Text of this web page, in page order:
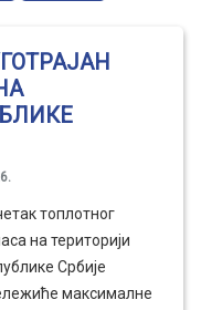
топлотног
на територији
Србије
максималне